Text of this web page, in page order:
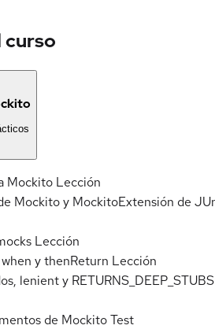
curso
Mockito Lección
Mockito y MockitoExtensión de
Lección
y thenReturn Lección
lenient y RETURNS_DEEP_STUBS
de MockitoTest